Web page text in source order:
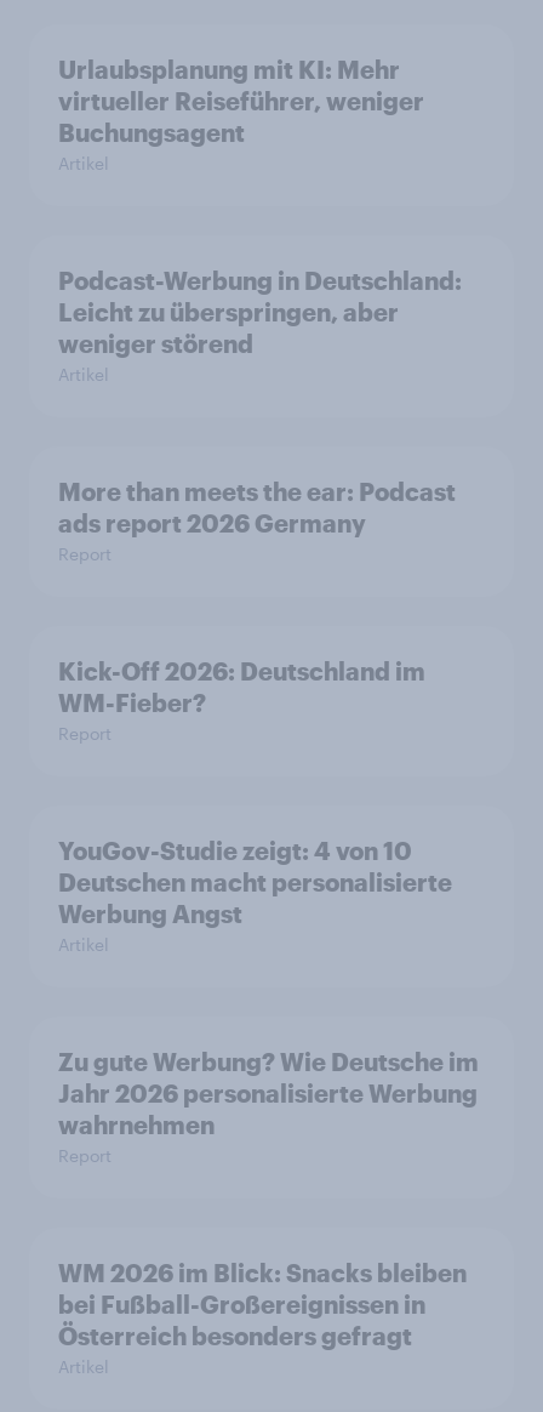
Urlaubsplanung mit KI: Mehr
virtueller Reiseführer, weniger
Buchungsagent
Artikel
Podcast-Werbung in Deutschland:
Leicht zu überspringen, aber
weniger störend
Artikel
More than meets the ear: Podcast
ads report 2026 Germany
Report
Kick-Off 2026: Deutschland im
WM-Fieber?
Report
YouGov-Studie zeigt: 4 von 10
Deutschen macht personalisierte
Werbung Angst
Artikel
Zu gute Werbung? Wie Deutsche im
Jahr 2026 personalisierte Werbung
wahrnehmen
Report
WM 2026 im Blick: Snacks bleiben
bei Fußball-Großereignissen in
Österreich besonders gefragt
Artikel